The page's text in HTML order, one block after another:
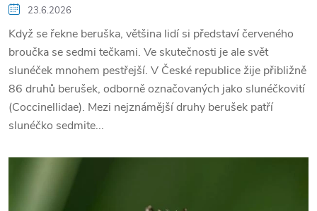
23.6.2026
Když se řekne beruška, většina lidí si představí červeného
broučka se sedmi tečkami. Ve skutečnosti je ale svět
slunéček mnohem pestřejší. V České republice žije přibližně
86 druhů berušek, odborně označovaných jako slunéčkovití
(Coccinellidae). Mezi nejznámější druhy berušek patří
slunéčko sedmite...